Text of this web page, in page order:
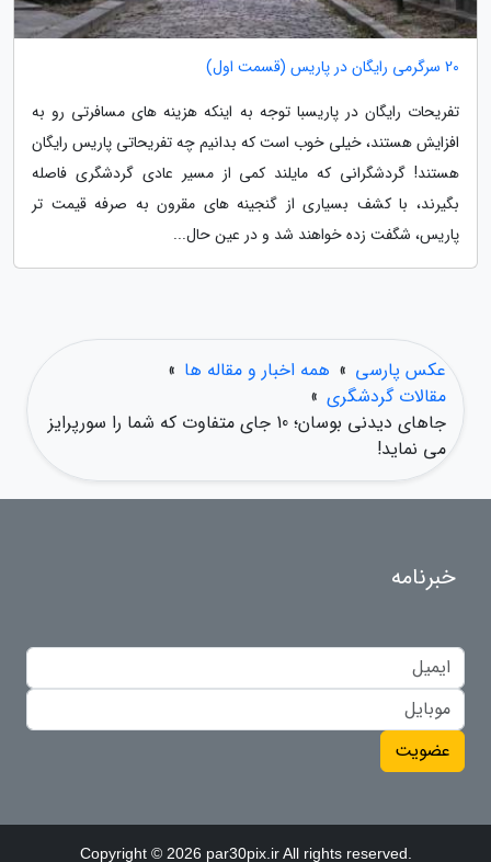
20 سرگرمی رایگان در پاریس (قسمت اول)
تفریحات رایگان در پاریسبا توجه به اینکه هزینه های مسافرتی رو به
افزایش هستند، خیلی خوب است که بدانیم چه تفریحاتی پاریس رایگان
هستند! گردشگرانی که مایلند کمی از مسیر عادی گردشگری فاصله
بگیرند، با کشف بسیاری از گنجینه های مقرون به صرفه قیمت تر
پاریس، شگفت زده خواهند شد و در عین حال...
عکس پارسی » همه اخبار و مقاله ها »
مقالات گردشگری »
جاهای دیدنی بوسان؛ 10 جای متفاوت که شما را سورپرایز
می نماید!
خبرنامه
عضویت
Copyright © 2026 par30pix.ir All rights reserved.